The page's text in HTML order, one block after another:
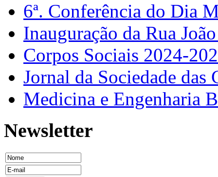
6ª. Conferência do Dia
Inauguração da Rua
Corpos Sociais 2024-
Jornal da Sociedade
Medicina e Engenharia
Newsletter